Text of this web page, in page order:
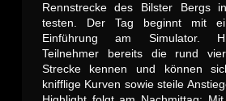
Rennstrecke des Bilster Bergs
testen. Der Tag beginnt mit
Einführung am Simulator.
Teilnehmer bereits die rund
Strecke kennen und können
knifflige Kurven sowie steile